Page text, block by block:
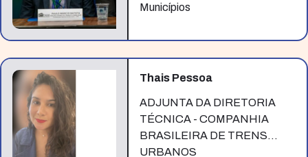
Municípios
Thais Pessoa
ADJUNTA DA DIRETORIA
TÉCNICA - COMPANHIA
BRASILEIRA DE TRENS
URBANOS